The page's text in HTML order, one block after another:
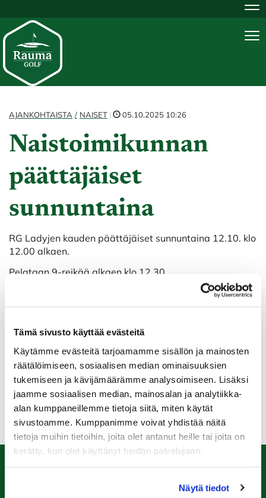
Tämä sivusto käyttää evästeitä
Käytämme evästeitä tarjoamamme sisällön ja mainosten
räätälöimiseen, sosiaalisen median ominaisuuksien
tukemiseen ja kävijämäärämme analysoimiseen. Lisäksi
jaamme sosiaalisen median, mainosalan ja analytiikka-
alan kumppaneillemme tietoja siitä, miten käytät
sivustoamme. Kumppanimme voivat yhdistää näitä
tietoja muihin tietoihin, joita olet antanut heille tai joita on
kerätty, kun olet käyttänyt heidän palvelujaan.
Näytä tiedot
AJANKOHTAISTA NAISET | 05.10.2025 10:26
Naistoimikunnan
päättäjäiset
sunnuntaina
RG Ladyjen kauden päättäjäiset sunnuntaina 12.10. klo
12.00 alkaen.
Pelataan 9-reikää alkaen klo 12.30.
Pelin jälkeen iltapala klubilla, palkitsemista, arvontaa ja
ILMOITTAUDU TÄSTÄ